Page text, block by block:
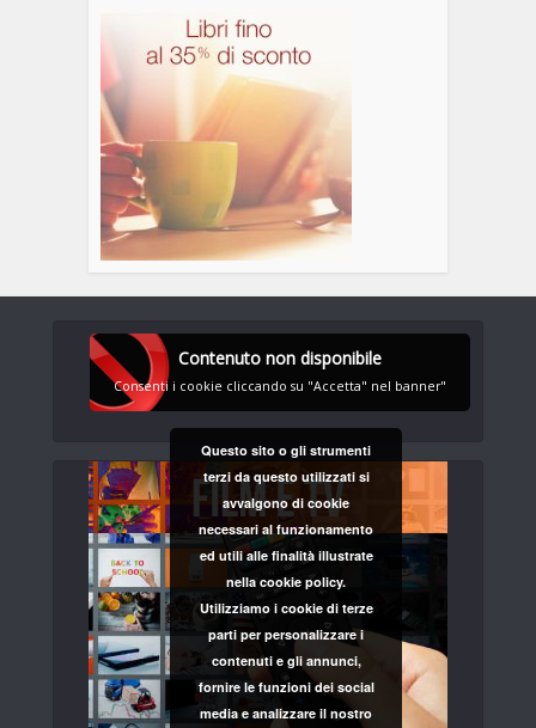
Contenuto non disponibile
Consenti i cookie cliccando su "Accetta" nel banner"
Questo sito o gli strumenti
terzi da questo utilizzati si
avvalgono di cookie
necessari al funzionamento
ed utili alle finalità illustrate
nella cookie policy.
Utilizziamo i cookie di terze
parti per personalizzare i
contenuti e gli annunci,
fornire le funzioni dei social
media e analizzare il nostro